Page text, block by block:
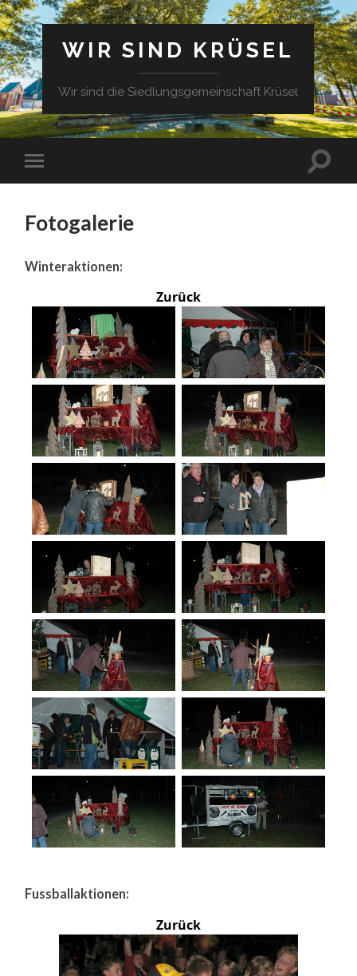
WIR SIND KRÜSEL
Wir sind die Siedlungsgemeinschaft Krüsel
Fotogalerie
Winteraktionen:
Zurück
Fussballaktionen:
Zurück